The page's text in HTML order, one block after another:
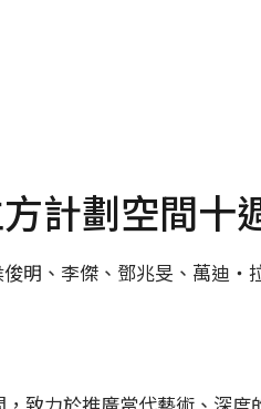
方計劃空間
俊明、李傑、鄧兆旻、萬迪